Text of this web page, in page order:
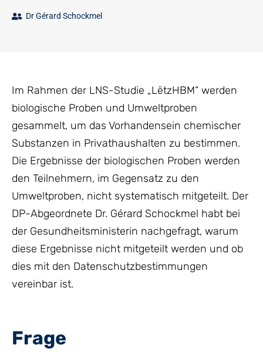
Dr Gérard Schockmel
Im Rahmen der LNS-Studie „LëtzHBM“ werden
biologische Proben und Umweltproben
gesammelt, um das Vorhandensein chemischer
Substanzen in Privathaushalten zu bestimmen.
Die Ergebnisse der biologischen Proben werden
den Teilnehmern, im Gegensatz zu den
Umweltproben, nicht systematisch mitgeteilt. Der
DP-Abgeordnete Dr. Gérard Schockmel habt bei
der Gesundheitsministerin nachgefragt, warum
diese Ergebnisse nicht mitgeteilt werden und ob
dies mit den Datenschutzbestimmungen
vereinbar ist.
Frage